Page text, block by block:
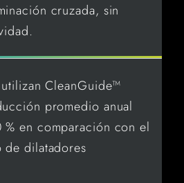
cruzada, sin
CleanGuide™
promedio anual
en comparación con el
de dilatadores